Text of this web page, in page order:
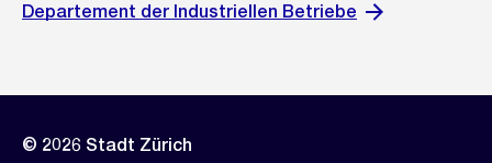
Departement der Industriellen Betriebe
© 2026 Stadt Zürich